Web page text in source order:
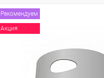
Рекомендуем
Акция